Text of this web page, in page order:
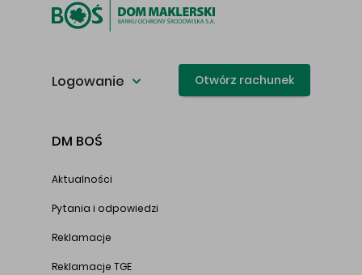
Logowanie Otwórz rachunek
DM BOŚ
Aktualności
Pytania i odpowiedzi
Reklamacje
Reklamacje TGE